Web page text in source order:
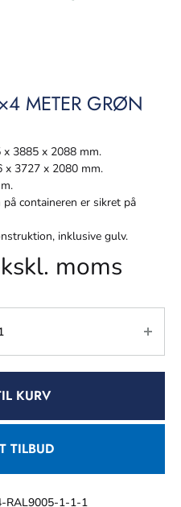
METER GRØN
x 3885 x 2088 mm.
x 3727 x 2080 mm.
containeren er sikret på
inklusive gulv.
moms
KURV
TILBUD
RAL9005-1-1-1